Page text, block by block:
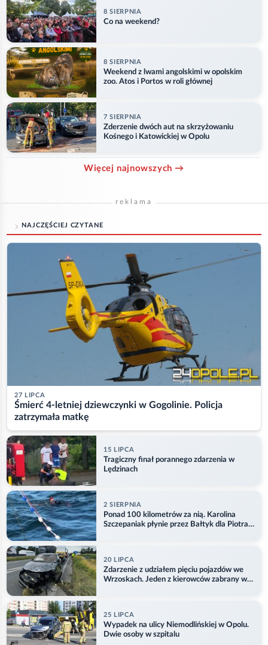
8 SIERPNIA
Co na weekend?
8 SIERPNIA
Weekend z lwami angolskimi w opolskim
zoo. Atos i Portos w roli głównej
7 SIERPNIA
Zderzenie dwóch aut na skrzyżowaniu
Kośnego i Katowickiej w Opolu
Więcej najnowszych →
reklama
NAJCZĘŚCIEJ CZYTANE
27 LIPCA
Śmierć 4-letniej dziewczynki w Gogolinie. Policja
zatrzymała matkę
15 LIPCA
Tragiczny finał porannego zdarzenia w
Lędzinach
2 SIERPNIA
Ponad 100 kilometrów za nią. Karolina
Szczepaniak płynie przez Bałtyk dla Piotra.
20 LIPCA
Zdarzenie z udziałem pięciu pojazdów we
Wrzoskach. Jeden z kierowców zabrany w
25 LIPCA
Wypadek na ulicy Niemodlińskiej w Opolu.
Dwie osoby w szpitalu